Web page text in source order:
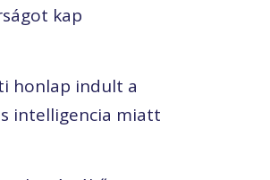
kap
honlap indult a
intelligencia miatt